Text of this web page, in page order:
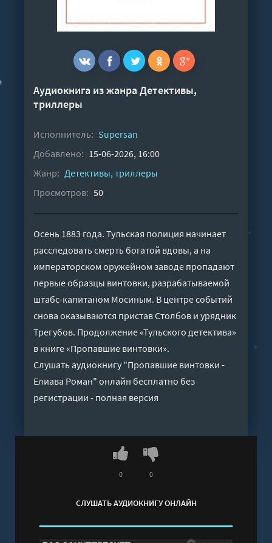
Аудиокнига из жанраДетективы,
триллеры
Исполнитель: Supersan
Добавлено: 15-06-2026, 16:00
Жанр: Детективы, триллеры
Просмотров: 50
Осень 1883 года. Тульская полиция начинает
расследовать смерть богатой вдовы, а на
императорском оружейном заводе пропадают
первые образцы винтовки, разрабатываемой
штабс-капитаном Мосиным. В центре событий
снова оказываются пристав Столбов и урядник
Трегубов. Продолжение «Тульского детектива»
в книге «Пропавшие винтовки».
Слушать аудиокнигу "Пропавшие винтовки -
Елиава Роман" онлайн бесплатно без
регистрации - полная версия
СЛУШАТЬ АУДИОКНИГУ ОНЛАЙН
0 0